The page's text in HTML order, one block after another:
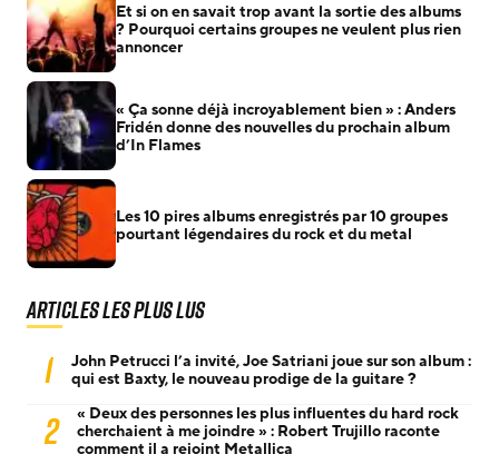
Et si on en savait trop avant la sortie des albums
? Pourquoi certains groupes ne veulent plus rien
annoncer
« Ça sonne déjà incroyablement bien » : Anders
Fridén donne des nouvelles du prochain album
d’In Flames
Les 10 pires albums enregistrés par 10 groupes
pourtant légendaires du rock et du metal
Articles les plus lus
1
John Petrucci l’a invité, Joe Satriani joue sur son album :
qui est Baxty, le nouveau prodige de la guitare ?
2
« Deux des personnes les plus influentes du hard rock
cherchaient à me joindre » : Robert Trujillo raconte
comment il a rejoint Metallica